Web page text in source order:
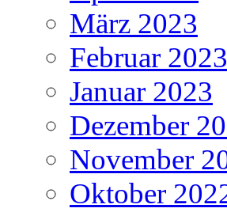
März 2023
Februar 2023
Januar 2023
Dezember
November
Oktober